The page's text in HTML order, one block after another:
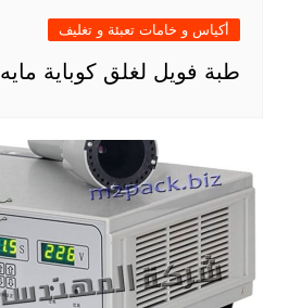
أكياس و خامات تعبئة و تغليف
طبة فويل لغلق كوباية مايه